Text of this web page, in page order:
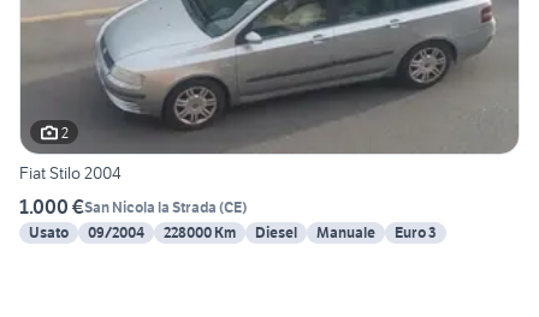
2
Fiat Stilo 2004
1.000 €San Nicola la Strada (CE)
Usato
09/2004 228000 Km Diesel Manuale Euro 3